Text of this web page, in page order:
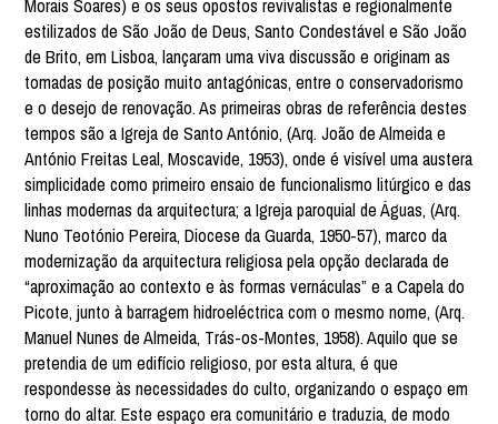
Morais Soares) e os seus opostos revivalistas e regionalmente
estilizados de São João de Deus, Santo Condestável e São João
de Brito, em Lisboa, lançaram uma viva discussão e originam as
tomadas de posição muito antagónicas, entre o conservadorismo
e o desejo de renovação. As primeiras obras de referência destes
tempos são a Igreja de Santo António, (Arq. João de Almeida e
António Freitas Leal, Moscavide, 1953), onde é visível uma austera
simplicidade como primeiro ensaio de funcionalismo litúrgico e das
linhas modernas da arquitectura; a Igreja paroquial de Águas, (Arq.
Nuno Teotónio Pereira, Diocese da Guarda, 1950-57), marco da
modernização da arquitectura religiosa pela opção declarada de
“aproximação ao contexto e às formas vernáculas” e a Capela do
Picote, junto à barragem hidroeléctrica com o mesmo nome, (Arq.
Manuel Nunes de Almeida, Trás-os-Montes, 1958). Aquilo que se
pretendia de um edifício religioso, por esta altura, é que
respondesse às necessidades do culto, organizando o espaço em
torno do altar. Este espaço era comunitário e traduzia, de modo